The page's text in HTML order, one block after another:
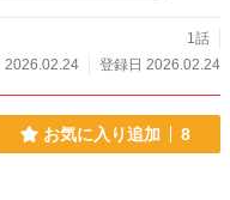
1話
2026.02.24
登録日 2026.02.24
お気に入り追加 8